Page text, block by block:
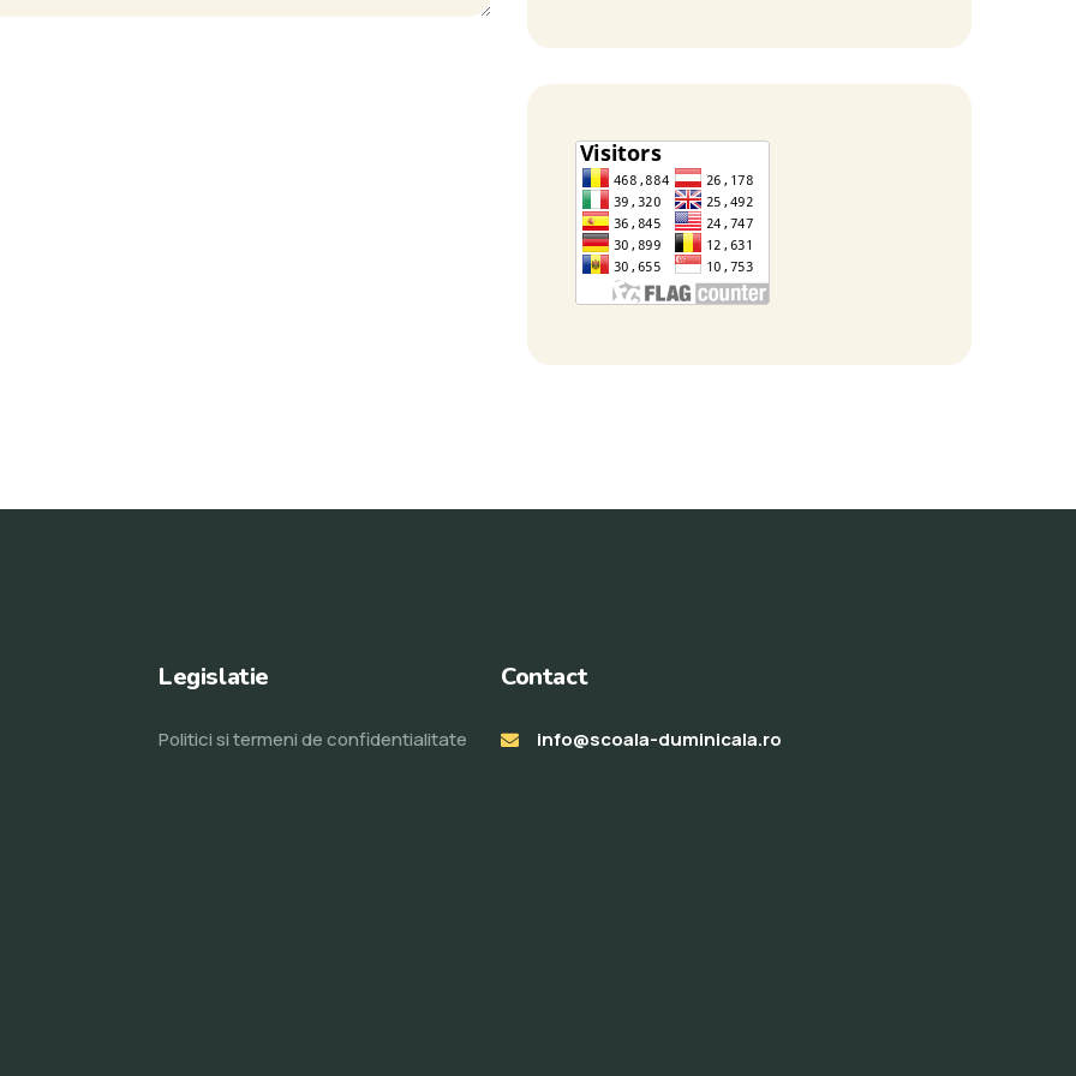
Legislatie
Politici si termeni de confidentialitate
Contact
info@scoala-duminicala.ro